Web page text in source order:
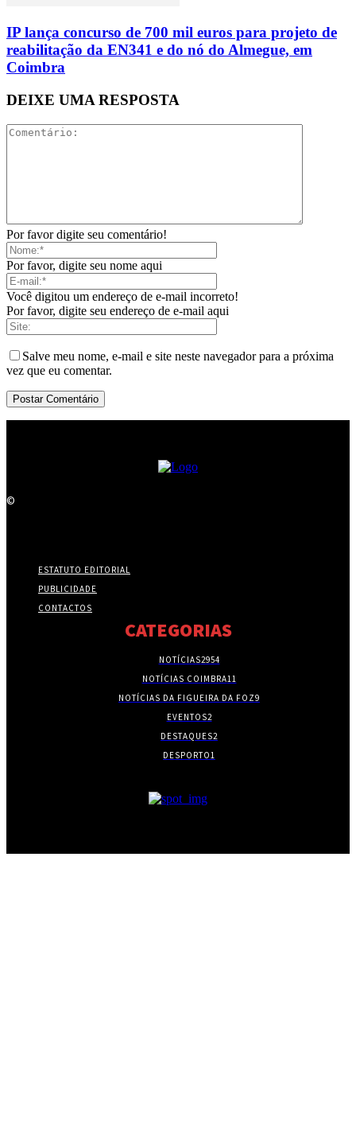
IP lança concurso de 700 mil euros para projeto de
reabilitação da EN341 e do nó do Almegue, em
Coimbra
DEIXE UMA RESPOSTA
Por favor digite seu comentário!
Por favor, digite seu nome aqui
Você digitou um endereço de e-mail incorreto!
Por favor, digite seu endereço de e-mail aqui
Salve meu nome, e-mail e site neste navegador para a próxima
vez que eu comentar.
©
ESTATUTO EDITORIAL
PUBLICIDADE
CONTACTOS
CATEGORIAS
NOTÍCIAS2954
NOTÍCIAS COIMBRA11
NOTÍCIAS DA FIGUEIRA DA FOZ9
EVENTOS2
DESTAQUES2
DESPORTO1